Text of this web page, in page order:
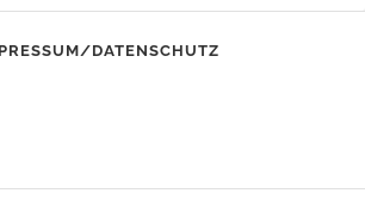
DATENSCHUTZ